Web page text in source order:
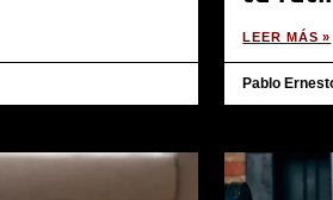
LEER MÁS »
Pablo